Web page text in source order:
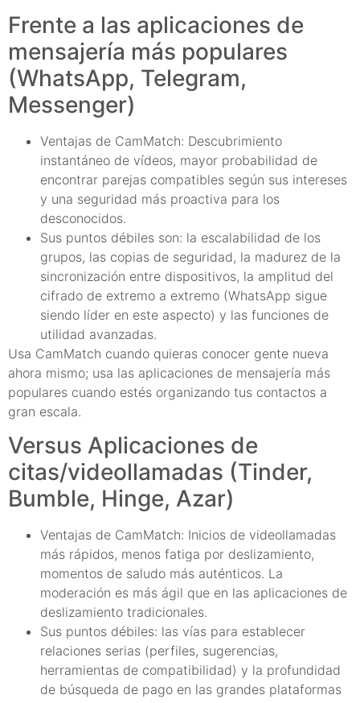
Frente a las aplicaciones de
mensajería más populares
(WhatsApp, Telegram,
Messenger)
Ventajas de CamMatch: Descubrimiento
instantáneo de vídeos, mayor probabilidad de
encontrar parejas compatibles según sus intereses
y una seguridad más proactiva para los
desconocidos.
Sus puntos débiles son: la escalabilidad de los
grupos, las copias de seguridad, la madurez de la
sincronización entre dispositivos, la amplitud del
cifrado de extremo a extremo (WhatsApp sigue
siendo líder en este aspecto) y las funciones de
utilidad avanzadas.
Usa CamMatch cuando quieras conocer gente nueva
ahora mismo; usa las aplicaciones de mensajería más
populares cuando estés organizando tus contactos a
gran escala.
Versus Aplicaciones de
citas/videollamadas (Tinder,
Bumble, Hinge, Azar)
Ventajas de CamMatch: Inicios de videollamadas
más rápidos, menos fatiga por deslizamiento,
momentos de saludo más auténticos. La
moderación es más ágil que en las aplicaciones de
deslizamiento tradicionales.
Sus puntos débiles: las vías para establecer
relaciones serias (perfiles, sugerencias,
herramientas de compatibilidad) y la profundidad
de búsqueda de pago en las grandes plataformas